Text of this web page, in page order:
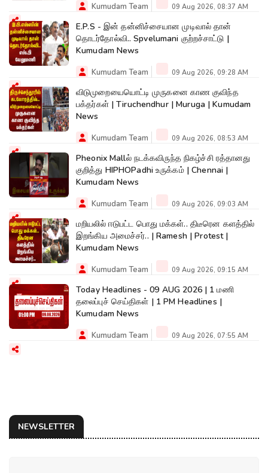
Kumudam Team 09 Aug 2026, 08:37 AM
E.P.S - இன் தன்னிச்சையான முடிவால் தான்
தொடர்தோல்வி.. Spvelumani குற்றச்சாட்டு |
Kumudam News
Kumudam Team 09 Aug 2026, 09:28 AM
விடுமுறையையொட்டி முருகனை காண குவிந்த
பக்தர்கள் | Tiruchendhur | Muruga | Kumudam
News
Kumudam Team 09 Aug 2026, 08:53 AM
Pheonix Mallல் நடக்கவிருந்த நிகழ்ச்சி ரத்தானது
குறித்து HIPHOPadhi உருக்கம் | Chennai |
Kumudam News
Kumudam Team 09 Aug 2026, 09:03 AM
மறியலில் ஈடுபட்ட பொது மக்கள்.. திடீரென களத்தில்
இறங்கிய அமைச்சர்.. | Ramesh | Protest |
Kumudam News
Kumudam Team 09 Aug 2026, 09:15 AM
Today Headlines - 09 AUG 2026 | 1 மணி
தலைப்புச் செய்திகள் | 1 PM Headlines |
Kumudam News
Kumudam Team 09 Aug 2026, 07:55 AM
NEWSLETTER